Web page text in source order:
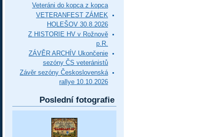
Veteráni do kopca z kopca
VETERANFEST ZÁMEK
HOLEŠOV 30.8.2026
Z HISTORIE HV v Rožnově
p.R.
ZÁVĚR ARCHÍV Ukončenie
sezóny ČS veteránistů
Závěr sezóny Československá
rallye 10.10.2026
Poslední fotografie